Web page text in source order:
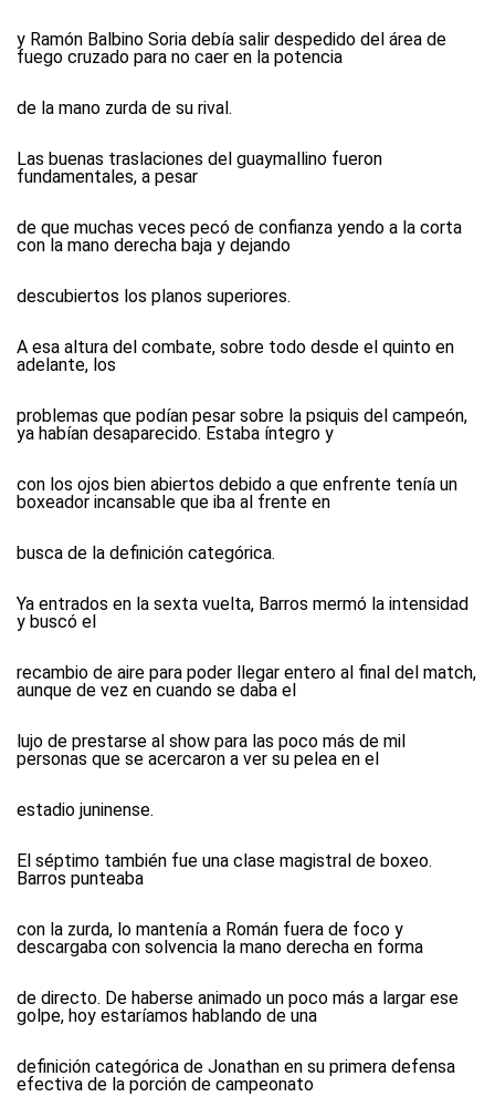
y Ramón Balbino Soria debía salir despedido del área de
fuego cruzado para no caer en la potencia
de la mano zurda de su rival.
Las buenas traslaciones del guaymallino fueron
fundamentales, a pesar
de que muchas veces pecó de confianza yendo a la corta
con la mano derecha baja y dejando
descubiertos los planos superiores.
A esa altura del combate, sobre todo desde el quinto en
adelante, los
problemas que podían pesar sobre la psiquis del campeón,
ya habían desaparecido. Estaba íntegro y
con los ojos bien abiertos debido a que enfrente tenía un
boxeador incansable que iba al frente en
busca de la definición categórica.
Ya entrados en la sexta vuelta, Barros mermó la intensidad
y buscó el
recambio de aire para poder llegar entero al final del match,
aunque de vez en cuando se daba el
lujo de prestarse al show para las poco más de mil
personas que se acercaron a ver su pelea en el
estadio juninense.
El séptimo también fue una clase magistral de boxeo.
Barros punteaba
con la zurda, lo mantenía a Román fuera de foco y
descargaba con solvencia la mano derecha en forma
de directo. De haberse animado un poco más a largar ese
golpe, hoy estaríamos hablando de una
definición categórica de Jonathan en su primera defensa
efectiva de la porción de campeonato